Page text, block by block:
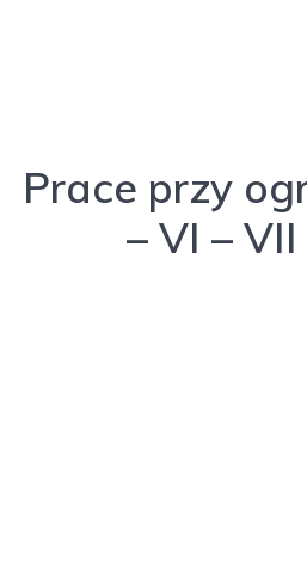
Prace przy
– VI –